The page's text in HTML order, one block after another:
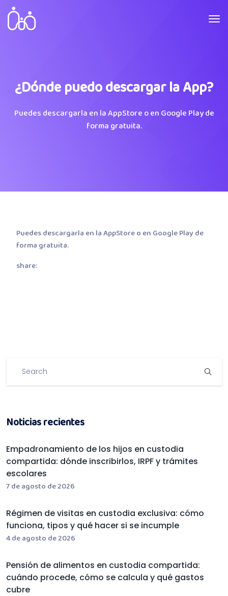
¿Dónde puedo descargar la App?
Puedes descargarla en la AppStore o en Google Play de
forma gratuita.
Puedes descargarla en la AppStore o en Google Play de
forma gratuita.
share:
Noticias recientes
Empadronamiento de los hijos en custodia
compartida: dónde inscribirlos, IRPF y trámites
escolares
7 de agosto de 2026
Régimen de visitas en custodia exclusiva: cómo
funciona, tipos y qué hacer si se incumple
4 de agosto de 2026
Pensión de alimentos en custodia compartida:
cuándo procede, cómo se calcula y qué gastos
cubre